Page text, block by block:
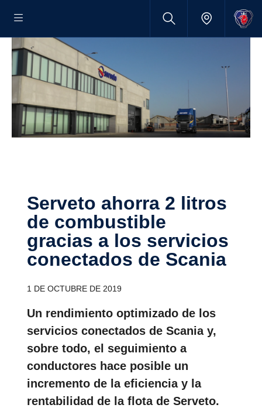
Serveto ahorra 2 litros
de combus­tible
gracias a los servi­cios
conec­tados de Scania
1 DE OCTUBRE DE 2019
Un rendimiento optimizado de los
servicios conectados de Scania y,
sobre todo, el seguimiento a
conductores hace posible un
incremento de la eficiencia y la
rentabilidad de la flota de Serveto.